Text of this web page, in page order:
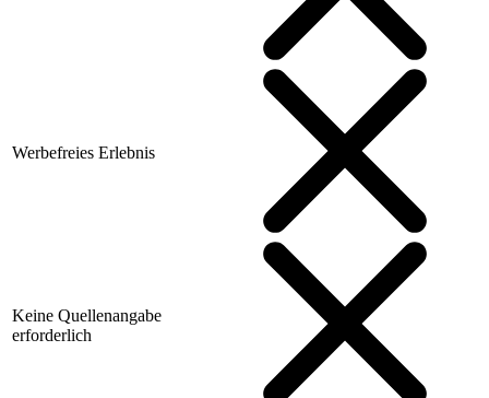
Werbefreies Erlebnis
Keine Quellenangabe
erforderlich